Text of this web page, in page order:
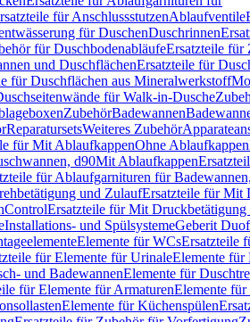
für AnschlussstutzenAblaufventile
für DuschenDuschrinnen
für DuschbodenabläufeErsatzteile für
und DuschflächenErsatzteile für
für Duschflächen aus Mineralwerkstoff
für Walk-in-Dusche
ZubehörBadewannen
ReparatursetsWeiteres Zubehör
für Mit AblaufkappenOhne Ablaufkappen
d90Mit Ablaufkappen
für Ablaufgarnituren für
und ZulaufErsatzteile für Mit
Ersatzteile für Mit Druckbetätigung
Installations- und SpülsystemeGeberit
Elemente für WCsErsatzteile
für Elemente für UrinaleElemente für
und BadewannenElemente für
für Elemente für ArmaturenElemente für
Elemente für Küchenspülen